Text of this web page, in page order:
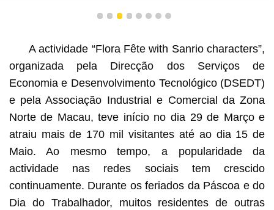
1 2 3 4 5 6 7 8
A actividade “Flora Fête with Sanrio characters”,
organizada pela Direcção dos Serviços de
Economia e Desenvolvimento Tecnológico (DSEDT)
e pela Associação Industrial e Comercial da Zona
Norte de Macau, teve início no dia 29 de Março e
atraiu mais de 170 mil visitantes até ao dia 15 de
Maio. Ao mesmo tempo, a popularidade da
actividade nas redes sociais tem crescido
continuamente. Durante os feriados da Páscoa e do
Dia do Trabalhador, muitos residentes de outras